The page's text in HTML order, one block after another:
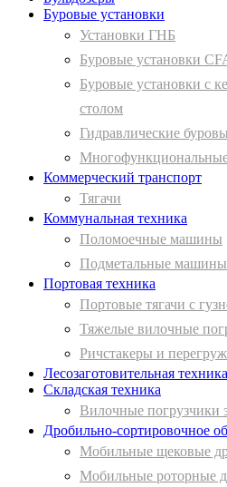
Буровые установки
Установки ГНБ
Буровые установки
Буровые установки с
столом
Гидравлические
Коммерческий транспорт
Тягачи
Коммунальная техника
Поломоечные машины
Подметальные машины
Портовая техника
Портовые тягачи с
Тяжелые вилочные
Ричстакеры и
Лесозаготовительная техника
Складская техника
Вилочные погрузчики
Дробильно-сортировочное
Мобильные щековые
Мобильные роторные